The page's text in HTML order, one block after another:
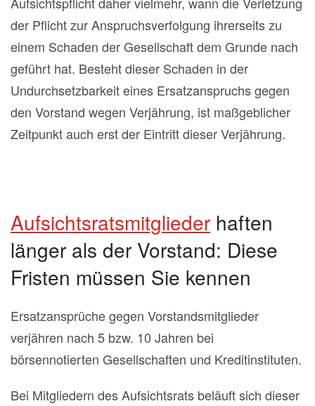
der Pflicht zur Anspruchsverfolgung ihrerseits zu
einem Schaden der Gesellschaft dem Grunde nach
geführt hat. Besteht dieser Schaden in der
Undurchsetzbarkeit eines Ersatzanspruchs gegen
den Vorstand wegen Verjährung, ist maßgeblicher
Zeitpunkt auch erst der Eintritt dieser Verjährung.
Aufsichtsratsmitglieder haften
länger als der Vorstand: Diese
Fristen müssen Sie kennen
Ersatzansprüche gegen Vorstandsmitglieder
verjähren nach 5 bzw. 10 Jahren bei
börsennotierten Gesellschaften und Kreditinstituten.
Bei Mitgliedern des Aufsichtsrats beläuft sich dieser